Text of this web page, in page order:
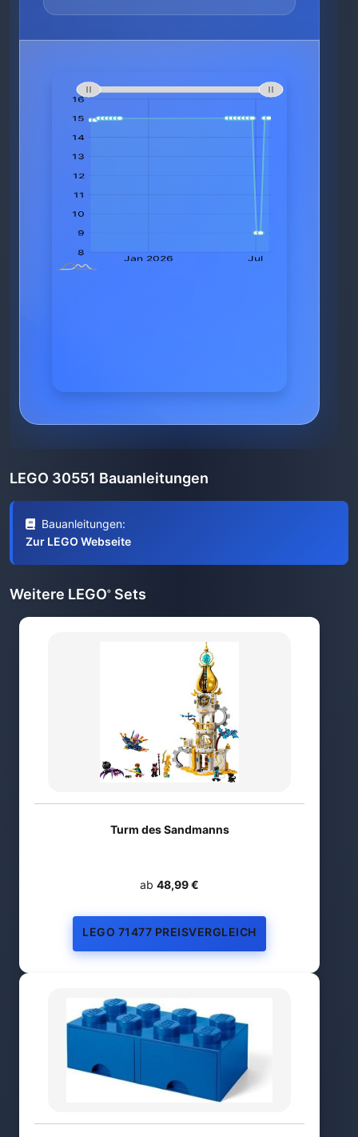
LEGO 30551 Bauanleitungen
Bauanleitungen:
Zur LEGO Webseite
Weitere LEGO® Sets
Turm des Sandmanns
ab 48,99 €
LEGO 71477 PREISVERGLEICH